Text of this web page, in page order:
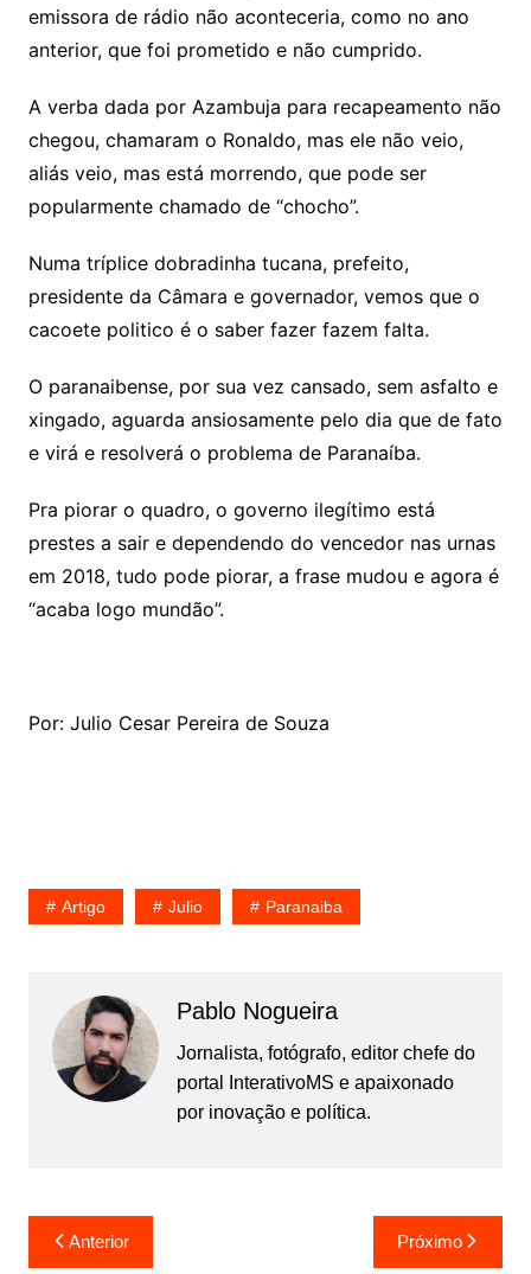
emissora de rádio não aconteceria, como no ano
anterior, que foi prometido e não cumprido.
A verba dada por Azambuja para recapeamento não
chegou, chamaram o Ronaldo, mas ele não veio,
aliás veio, mas está morrendo, que pode ser
popularmente chamado de “chocho”.
Numa tríplice dobradinha tucana, prefeito,
presidente da Câmara e governador, vemos que o
cacoete politico é o saber fazer fazem falta.
O paranaibense, por sua vez cansado, sem asfalto e
xingado, aguarda ansiosamente pelo dia que de fato
e virá e resolverá o problema de Paranaíba.
Pra piorar o quadro, o governo ilegítimo está
prestes a sair e dependendo do vencedor nas urnas
em 2018, tudo pode piorar, a frase mudou e agora é
“acaba logo mundão”.
Por: Julio Cesar Pereira de Souza
Artigo Julio Paranaiba
Pablo Nogueira
Jornalista, fotógrafo, editor chefe do
portal InterativoMS e apaixonado
por inovação e política.
Navegação
Anterior Próximo